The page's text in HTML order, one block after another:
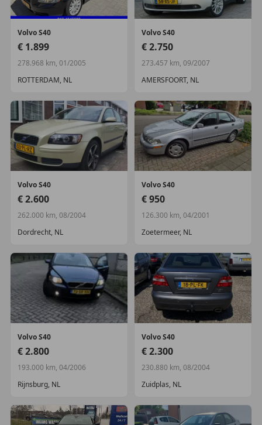
Volvo S40
€ 1.899
278.968 km, 01/2005
ROTTERDAM, NL
VolvoS40
€ 2.750
273.457 km, 09/2007
AMERSFOORT, NL
Volvo S40
€ 2.600
262.000 km, 08/2004
Dordrecht, NL
VolvoS40
€ 950
126.300 km, 04/2001
Zoetermeer, NL
Volvo S40
€ 2.800
193.000 km, 04/2006
Rijnsburg, NL
VolvoS40
€ 2.300
230.880 km, 08/2004
Zuidplas, NL